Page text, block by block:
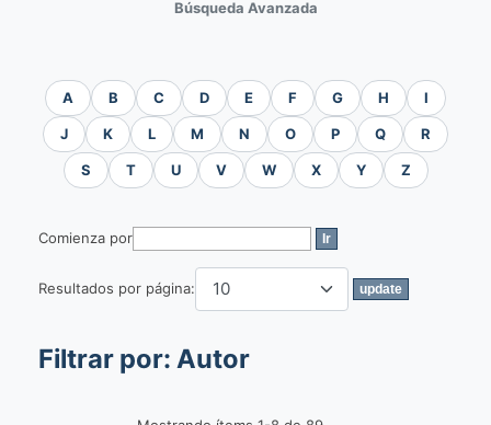
Búsqueda Avanzada
A B C D E F G H I
J K L M N O P Q R
S T U V W X Y Z
Comienza por
Resultados por página:
Filtrar por: Autor